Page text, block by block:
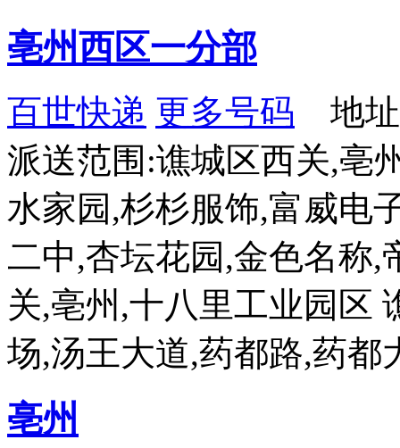
亳州西区一分部
百世快递 更多号码 地址
派送范围:谯城区西关,亳
水家园,杉杉服饰,富威电
二中,杏坛花园,金色名称,
关,亳州,十八里工业园区
场,汤王大道,药都路,药都
亳州